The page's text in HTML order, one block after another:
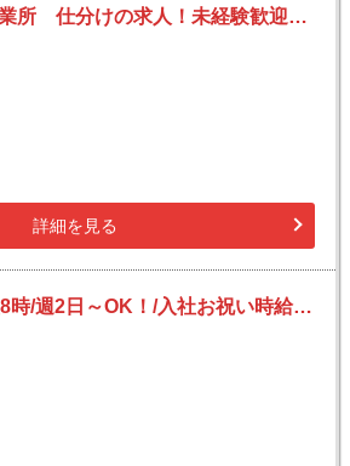
佐川急便 白馬営業所 仕分けの求人！未経験歓迎！先輩たちがサポートします♪
詳細を見る
【夜勤】23時～翌8時/週2日～OK！/入社お祝い時給有/日払い可（規定有）/未経験OK